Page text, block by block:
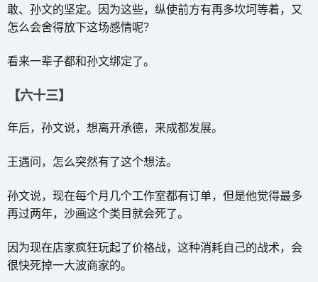
敢、孙文的坚定。因为这些，纵使前方有再多坎坷等着，又
怎么会舍得放下这场感情呢？
看来一辈子都和孙文绑定了。
【六十三】
年后，孙文说，想离开承德，来成都发展。
王遇问，怎么突然有了这个想法。
孙文说，现在每个月几个工作室都有订单，但是他觉得最多
再过两年，沙画这个类目就会死了。
因为现在店家疯狂玩起了价格战，这种消耗自己的战术，会
很快死掉一大波商家的。